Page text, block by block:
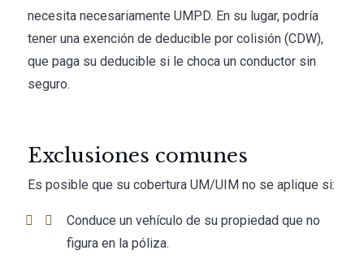
necesita necesariamente UMPD. En su lugar, podría
tener una exención de deducible por colisión (CDW),
que paga su deducible si le choca un conductor sin
seguro.
Exclusiones comunes
Es posible que su cobertura UM/UIM no se aplique si:
Conduce un vehículo de su propiedad que no
figura en la póliza.